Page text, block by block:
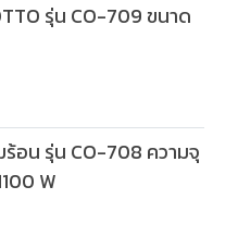
รุ่น CO-709 ขนาด
อน รุ่น CO-708 ความจุ
W